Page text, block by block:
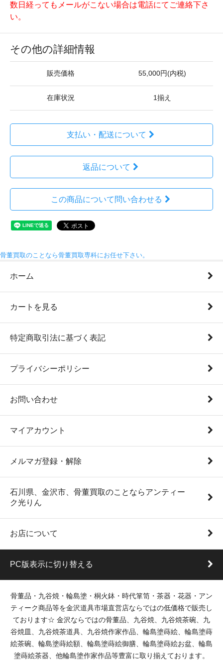
数日経ってもメールがこない場合は電話にてご連絡下さ
い。
その他の詳細情報
販売価格 55,000円(内税)
在庫状況 1揃え
支払い・配送について
返品について
この商品について問い合わせる
骨董買取のことなら骨董買取専科にお任せ下さい。
ホーム
カートを見る
特定商取引法に基づく表記
プライバシーポリシー
お問い合わせ
マイアカウント
メルマガ登録・解除
石川県、金沢市、骨董買取のことならアンティー
ク光りん
お店について
PC版表示に切り替える
骨董品・九谷焼・輪島塗・桐火鉢・時代箪笥・茶器・花器・アン
ティーク商品等を金沢道具市場直営店ならではの低価格で販売し
ております☆ 金沢ならではの骨董品、九谷焼、九谷焼茶碗、九
谷焼皿、九谷焼茶道具、九谷焼作家作品、輪島塗蒔絵、輪島塗蒔
絵茶碗、輪島塗蒔絵額、輪島塗蒔絵御膳、輪島塗蒔絵お盆、輪島
塗蒔絵茶器、他輪島塗作家作品等豊富に取り揃えております。